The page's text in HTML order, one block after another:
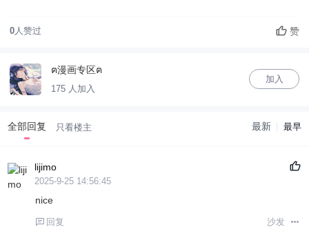
0人赞过 赞
ฅ漫画专区ฅ
175 人加入
加入
全部回复 只看楼主 最新 最早
lijimo
2025-9-25 14:56:45
nice
回复 沙发